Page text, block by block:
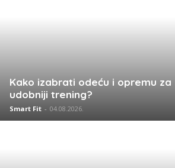
Kako izabrati odeću i opremu za
udobniji trening?
Smart Fit - 04.08.2026.